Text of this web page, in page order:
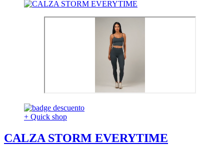
+ Quick shop
CALZA STORM EVERYTIME